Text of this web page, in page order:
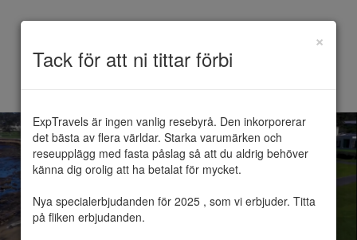
Tack för att ni tittar förbi
×
ExpTravels är ingen vanlig resebyrå. Den inkorporerar
det bästa av flera världar. Starka varumärken och
reseupplägg med fasta påslag så att du aldrig behöver
känna dig orolig att ha betalat för mycket.
Nya specialerbjudanden för 2025 , som vi erbjuder. Titta
på fliken erbjudanden.
VI HJÄLPER TILL
MED ER NÄSTA
DRÖMRESA